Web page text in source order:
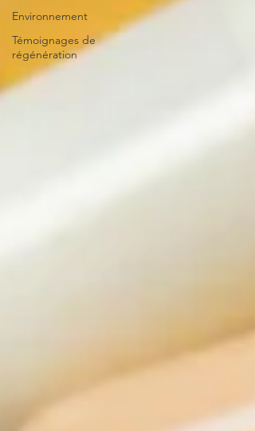
Environnement
Témoignages de
régénération